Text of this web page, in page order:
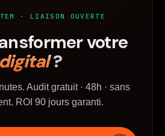
· LIAISON OUVERTE
votre
digital?
Audit gratuit · 48h · sans
ROI 90 jours garanti.